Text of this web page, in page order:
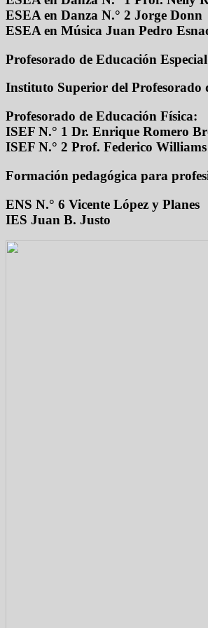
ESEA en Danza N.° 2 Jorge Donn
ESEA en Música Juan Pedro
Profesorado de Educación
Instituto Superior del Profesorado
Profesorado de Educación Física:
ISEF N.° 1 Dr. Enrique Romero
ISEF N.° 2 Prof. Federico
Formación pedagógica para
ENS N.° 6 Vicente López y Planes
IES Juan B. Justo